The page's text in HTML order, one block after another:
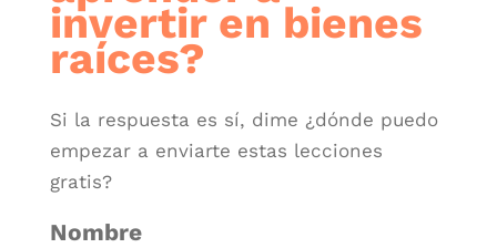
invertir en bienes
raíces?
Si la respuesta es sí, dime ¿dónde puedo
empezar a enviarte estas lecciones
gratis?
Nombre